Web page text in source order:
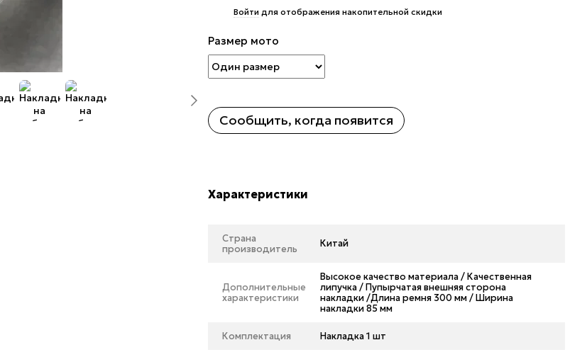
Войти для отображения накопительной скидки
Размер мото
Сообщить, когда появится
Характеристики
Страна
производитель
Китай
Дополнительные
характеристики
Высокое качество материала / Качественная
липучка / Пупырчатая внешняя сторона
накладки /Длина ремня 300 мм / Ширина
накладки 85 мм
Комплектация Накладка 1 шт